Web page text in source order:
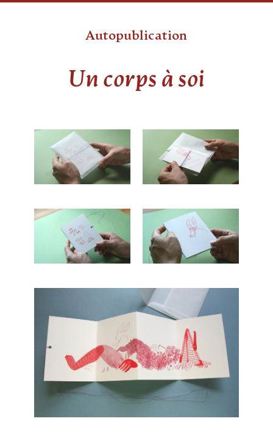
Autopublication
Un corps à soi